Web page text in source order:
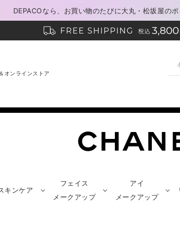
DEPACOなら、お買い物のたびに大丸・松坂屋の
オンラインストア
キンケア
フェイス
メークアップ
アイ
メークアップ